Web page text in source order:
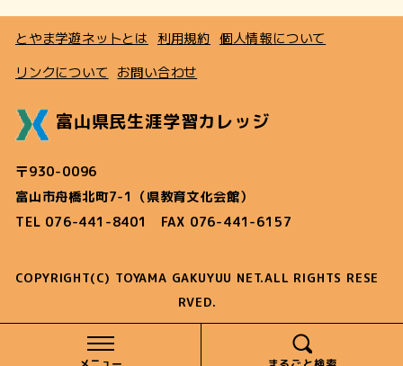
とやま学遊ネットとは 利用規約 個人情報について
リンクについて お問い合わせ
富山県民生涯学習カレッジ
〒930-0096
富山市舟橋北町7-1（県教育文化会館）
TEL 076-441-8401 FAX 076-441-6157
COPYRIGHT(C) TOYAMA GAKUYUU NET.ALL RIGHTS RESE
RVED.